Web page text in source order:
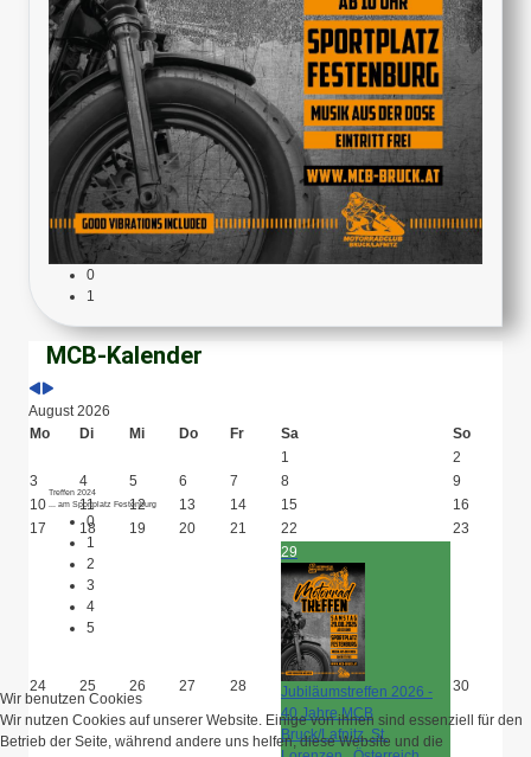
0
1
MCB-Kalender
August 2026
Mo
Di Mi Do Fr Sa
So
1
2
3
4 5 6 7 8
9
10
11 12 13 14 15
16
17
18 19 20 21 22 23
24 25 26 27 28
29
Jubiläumstreffen 2026 -
40 Jahre MCB
Bruck/Lafnitz, St.
30
Treffen 2024
... am Sportplatz Festenburg
0
1
2
3
4
5
Wir benutzen Cookies
Wir nutzen Cookies auf unserer Website. Einige von ihnen sind essenziell für den
Betrieb der Seite, während andere uns helfen, diese Website und die